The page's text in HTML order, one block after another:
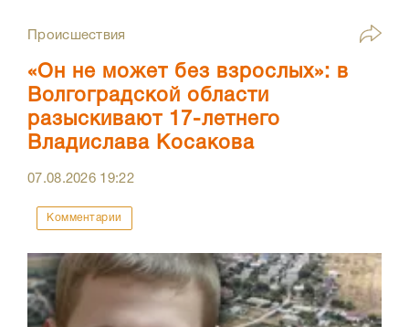
Происшествия
«Он не может без взрослых»: в
Волгоградской области
разыскивают 17-летнего
Владислава Косакова
07.08.2026 19:22
Комментарии